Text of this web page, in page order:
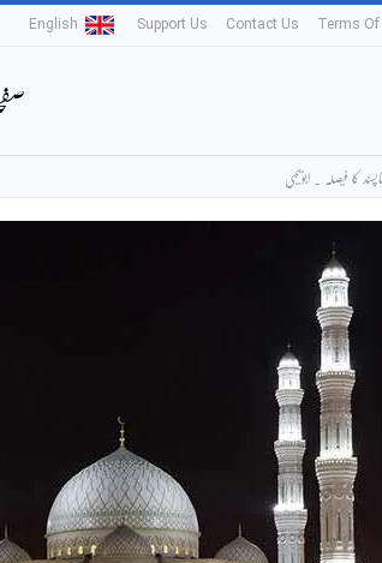
Terms Of
Contact Us
Support Us
English
کا فیصلہ ۔ ابویحییٰ